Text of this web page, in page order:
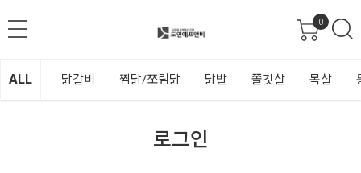
0
ALL 닭갈비 찜닭/쪼림닭 닭발 쫄깃살 목살
로그인